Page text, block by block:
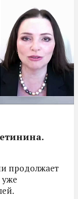
продолжает
уже